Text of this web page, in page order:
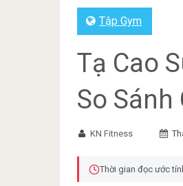
Tập Gym
Tạ Cao
So Sánh
KN Fitness
Thời gian đọc ước